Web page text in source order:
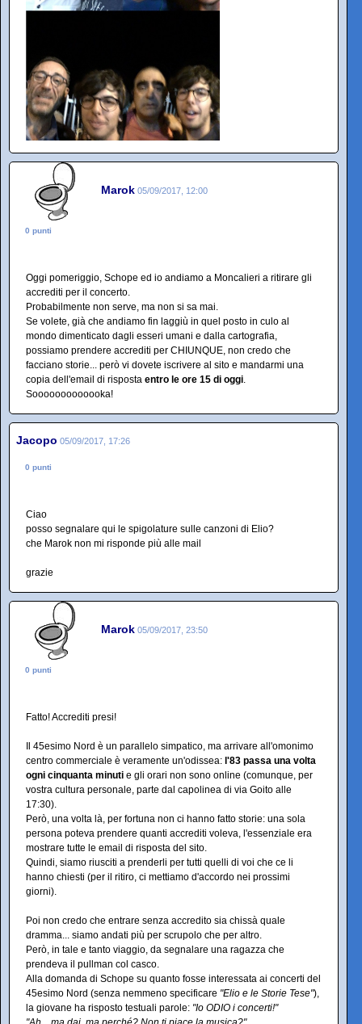
Marok 05/09/2017, 12:00
0 punti
Oggi pomeriggio, Schope ed io andiamo a Moncalieri a ritirare gli
accrediti per il concerto.
Probabilmente non serve, ma non si sa mai.
Se volete, già che andiamo fin laggiù in quel posto in culo al
mondo dimenticato dagli esseri umani e dalla cartografia,
possiamo prendere accrediti per CHIUNQUE, non credo che
facciano storie... però vi dovete iscrivere al sito e mandarmi una
copia dell'email di risposta entro le ore 15 di oggi
Sooooooooooooka!
Jacopo 05/09/2017, 17:26
0 punti
Ciao
posso segnalare qui le spigolature sulle canzoni di Elio?
che Marok non mi risponde più alle mail
grazie
Marok 05/09/2017, 23:50
0 punti
Fatto! Accrediti presi!
Il 45esimo Nord è un parallelo simpatico, ma arrivare all'omonimo
centro commerciale è veramente un'odissea: l'83 passa una volta
ogni cinquanta minuti e gli orari non sono online (comunque, per
vostra cultura personale, parte dal capolinea di via Goito alle
17:30).
Però, una volta là, per fortuna non ci hanno fatto storie: una sola
persona poteva prendere quanti accrediti voleva, l'essenziale era
mostrare tutte le email di risposta del sito.
Quindi, siamo riusciti a prenderli per tutti quelli di voi che ce li
hanno chiesti (per il ritiro, ci mettiamo d'accordo nei prossimi
giorni).
Poi non credo che entrare senza accredito sia chissà quale
dramma... siamo andati più per scrupolo che per altro.
Però, in tale e tanto viaggio, da segnalare una ragazza che
prendeva il pullman col casco.
Alla domanda di Schope su quanto fosse interessata ai concerti del
45esimo Nord (senza nemmeno specificare "Elio e le Storie Tese"),
la giovane ha risposto testuali parole: "Io ODIO i concerti!"